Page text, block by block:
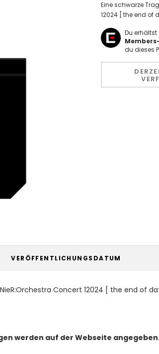
Eine schwarze
12024 [ the end of
Du erhältst
du dieses
VERÖFFENTLICHUNGSDATUM
Concert 12024 [ the end of
werden auf der Webseite